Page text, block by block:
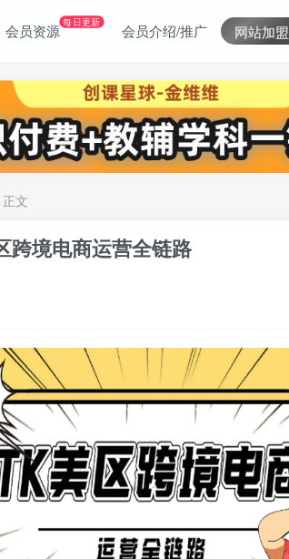
会员资源 每日更新 会员介绍/推广 网站加盟
正文
跨境电商运营全链路